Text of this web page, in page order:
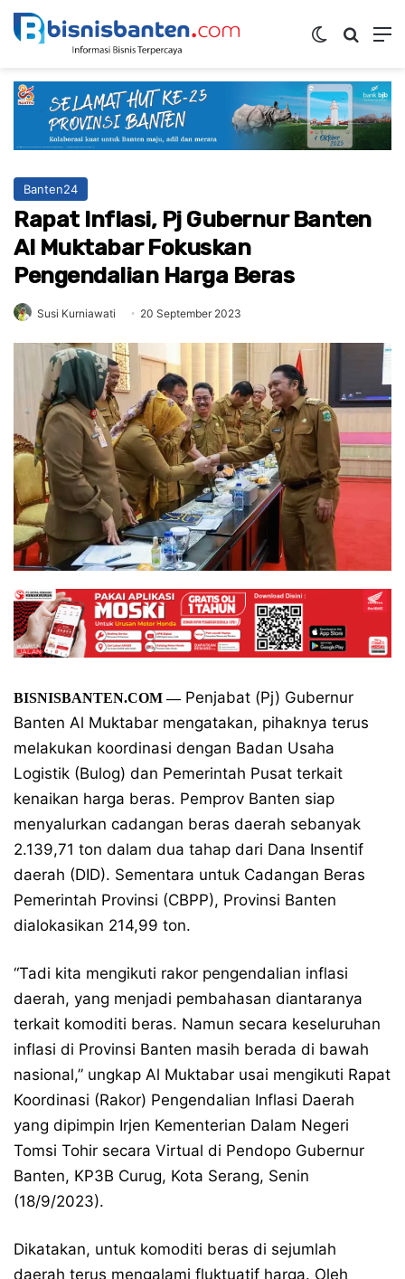
Switch skin
Banten24
Rapat Inflasi, Pj Gubernur Banten
Al Muktabar Fokuskan
Pengendalian Harga Beras
Susi Kurniawati 20 September 2023
BISNISBANTEN.COM —Penjabat (Pj) Gubernur
Banten Al Muktabar mengatakan, pihaknya terus
melakukan koordinasi dengan Badan Usaha
Logistik (Bulog) dan Pemerintah Pusat terkait
kenaikan harga beras. Pemprov Banten siap
menyalurkan cadangan beras daerah sebanyak
2.139,71 ton dalam dua tahap dari Dana Insentif
daerah (DID). Sementara untuk Cadangan Beras
Pemerintah Provinsi (CBPP), Provinsi Banten
dialokasikan 214,99 ton.
“Tadi kita mengikuti rakor pengendalian inflasi
daerah, yang menjadi pembahasan diantaranya
terkait komoditi beras. Namun secara keseluruhan
inflasi di Provinsi Banten masih berada di bawah
nasional,” ungkap Al Muktabar usai mengikuti Rapat
Koordinasi (Rakor) Pengendalian Inflasi Daerah
yang dipimpin Irjen Kementerian Dalam Negeri
Tomsi Tohir secara Virtual di Pendopo Gubernur
Banten, KP3B Curug, Kota Serang, Senin
(18/9/2023).
Dikatakan, untuk komoditi beras di sejumlah
daerah terus mengalami fluktuatif harga. Oleh